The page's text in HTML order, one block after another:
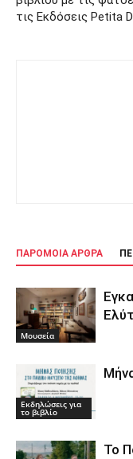
τις Eκδόσεις Petita
ΠΑΡΟΜΟΙΑ ΑΡΘΡΑ
Μουσεία
Εκδηλώσεις για
το βιβλίο
Το